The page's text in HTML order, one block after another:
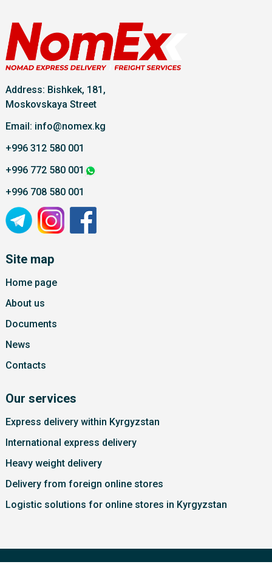
Address: Bishkek, 181,
Moskovskaya Street
Email: info@nomex.kg
+996 312 580 001
+996 772 580 001
+996 708 580 001
Site map
Home page
About us
Documents
News
Contacts
Our services
Express delivery within Kyrgyzstan
International express delivery
Heavy weight delivery
Delivery from foreign online stores
Logistic solutions for online stores in Kyrgyzstan